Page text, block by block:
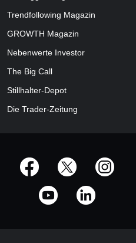
Trendfollowing Magazin
GROWTH Magazin
Nebenwerte Investor
The Big Call
Stillhalter-Depot
Die Trader-Zeitung
offizielle Social Media-Accounts